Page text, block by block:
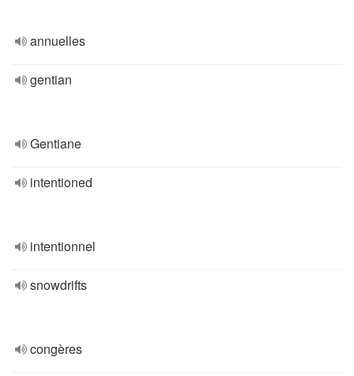
annuelles
gentian
Gentiane
intentioned
intentionnel
snowdrifts
congères